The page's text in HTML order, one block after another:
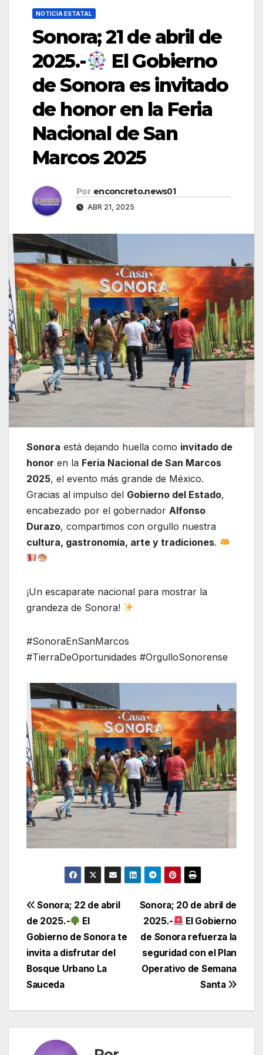
NOTICIA ESTATAL
Sonora; 21 de abril de
2025.-
El Gobierno
de Sonora es invitado
de honor en la Feria
Nacional de San
Marcos 2025
Por enconcreto.news01
ABR 21, 2025
Sonora está dejando huella como invitado de
honor en la Feria Nacional de San Marcos
2025, el evento más grande de México.
Gracias al impulso del Gobierno del Estado,
encabezado por el gobernador Alfonso
Durazo, compartimos con orgullo nuestra
cultura, gastronomía, arte y tradiciones.
¡Un escaparate nacional para mostrar la
grandeza de Sonora!
#SonoraEnSanMarcos
#TierraDeOportunidades #OrgulloSonorense
Navegación
de
entradas
Sonora; 20 de abril de
2025.-
El Gobierno
de Sonora refuerza la
seguridad con el Plan
Operativo de Semana
Santa
Sonora; 22 de abril
de 2025.-
El
Gobierno de Sonora te
invita a disfrutar del
Bosque Urbano La
Sauceda